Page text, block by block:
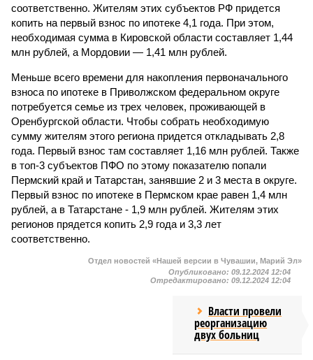
соответственно. Жителям этих субъектов РФ придется
копить на первый взнос по ипотеке 4,1 года. При этом,
необходимая сумма в Кировской области составляет 1,44
млн рублей, а Мордовии — 1,41 млн рублей.
Меньше всего времени для накопления первоначального
взноса по ипотеке в Приволжском федеральном округе
потребуется семье из трех человек, проживающей в
Оренбургской области. Чтобы собрать необходимую
сумму жителям этого региона придется откладывать 2,8
года. Первый взнос там составляет 1,16 млн рублей. Также
в топ-3 субъектов ПФО по этому показателю попали
Пермский край и Татарстан, занявшие 2 и 3 места в округе.
Первый взнос по ипотеке в Пермском крае равен 1,4 млн
рублей, а в Татарстане - 1,9 млн рублей. Жителям этих
регионов прядется копить 2,9 года и 3,3 лет
соответственно.
Отдел новостей «Нашей версии в Чувашии, Марий Эл»
Опубликовано: 09.12.2024 12:04
Отредактировано: 09.12.2024 12:04
Власти провели
реорганизацию
двух больниц